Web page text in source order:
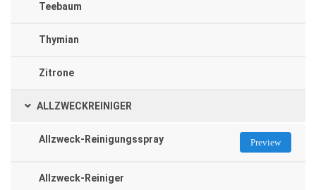
Teebaum
Thymian
Zitrone
ALLZWECKREINIGER
Allzweck-Reinigungsspray Preview
Allzweck-Reiniger